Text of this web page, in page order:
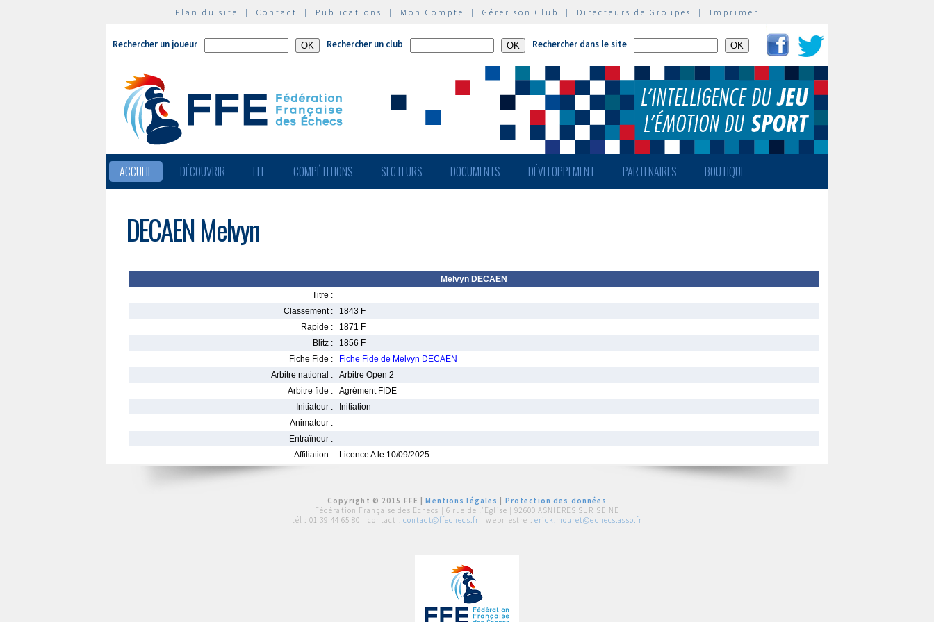
Plan du site | Contact | Publications | Mon Compte | Gérer son Club | Directeurs de Groupes | Imprimer
Rechercher un joueur Rechercher un club Rechercher dans le site
ACCUEIL DÉCOUVRIR FFE COMPÉTITIONS SECTEURS DOCUMENTS DÉVELOPPEMENT PARTENAIRES BOUTIQUE
DECAEN Melvyn
Melvyn DECAEN
Titre :
Classement :
1843 F
Rapide :
1871 F
Blitz :
1856 F
Fiche Fide :
Fiche Fide de Melvyn DECAEN
Arbitre national :
Arbitre Open 2
Arbitre fide :
Agrément FIDE
Initiateur :
Initiation
Animateur :
Entraîneur :
Affiliation :
Licence A le 10/09/2025
Copyright © 2015 FFE |Mentions légales
Protection des données
Fédération Française des Echecs | 6 rue de l'Eglise | 92600 ASNIERES SUR SEINE
tél : 01 39 44 65 80 | contact : contact@ffechecs.fr | webmestre : erick.mouret@echecs.asso.fr